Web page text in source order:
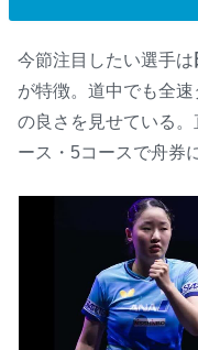
今節注目したい選手は
が特徴。道中でも全
の良さを見せている
ース・5コースで舟券